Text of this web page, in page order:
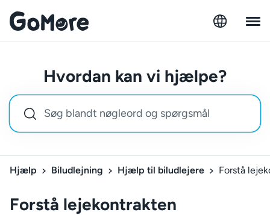
Hvordan kan vi hjælpe?
Hjælp Biludlejning Hjælp til biludlejere Forstå
Forstå lejekontrakten